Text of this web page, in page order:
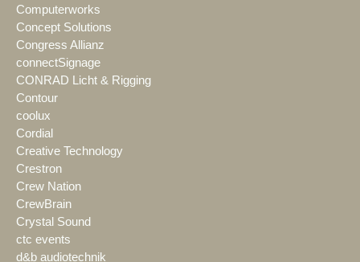
Computerworks
Concept Solutions
Congress Allianz
connectSignage
CONRAD Licht & Rigging
Contour
coolux
Cordial
Creative Technology
Crestron
Crew Nation
CrewBrain
Crystal Sound
ctc events
d&b audiotechnik